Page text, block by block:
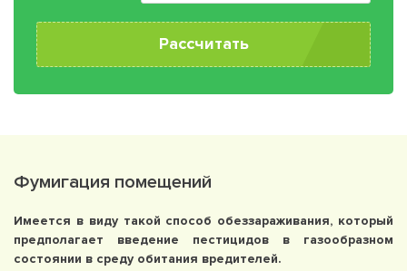
Рассчитать
Фумигация помещений
Имеется в виду такой способ обеззараживания, который
предполагает введение пестицидов в газообразном
состоянии в среду обитания вредителей.